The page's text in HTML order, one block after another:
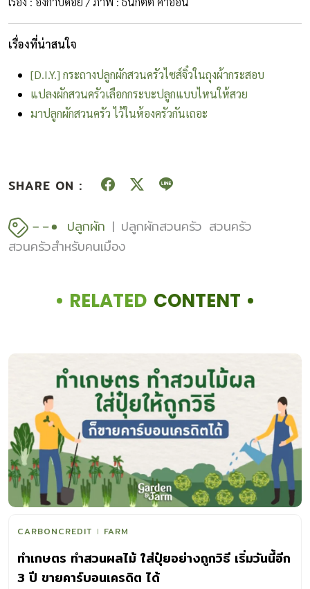
เรื่องที่น่าสนใจ
[D.I.Y.] กระถางปลูกผักสวนครัวไซส์จิ๋วในถุงผ้ากระสอบ
แปลงผักสวนครัวเลือกกระบะปลูกแบบไหนให้สวย
มาปลูกผักสวนครัว ไว้ในห้องครัวกันเถอะ
SHARE ON :
ปลูกผัก ปลูกผักสวนครัว สวนครัว
สวนครัวสำหรับคนเมือง
RELATED CONTENT
CARBONCREDIT FARM
ทำเกษตร ทำสวนผลไม้ ใส่ปุ๋ยอย่างถูกวิธี เริ่มวันนี้อีก
3 ปี ขายคาร์บอนเครดิต ได้